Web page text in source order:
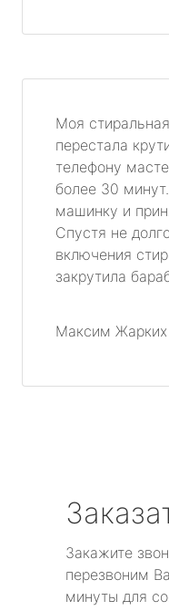
Моя
перестала
телефону
более 30
машинку и
Спустя не
включения
закрутила
Максим Жарких
Закажите
перезвоним
минуты для